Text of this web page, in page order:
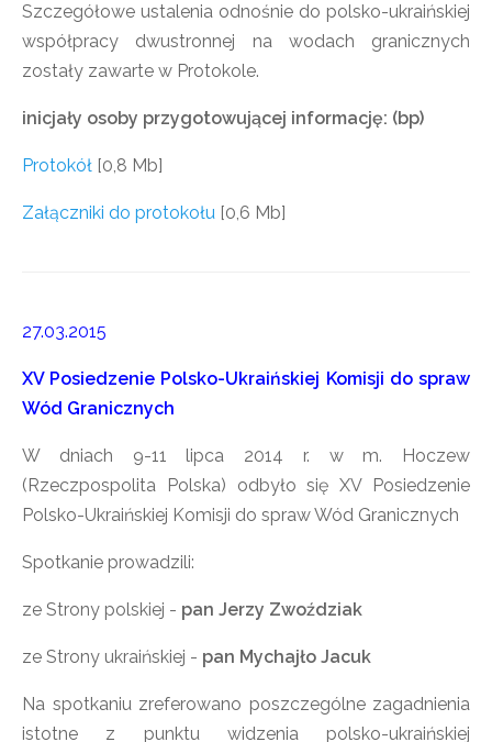
Szczegółowe ustalenia odnośnie do polsko-ukraińskiej
współpracy dwustronnej na wodach granicznych
zostały zawarte w Protokole.
inicjały osoby przygotowującej informację: (bp)
Protokół [0,8 Mb]
Załączniki do protokołu [0,6 Mb]
27.03.2015
XV Posiedzenie Polsko-Ukraińskiej Komisji do spraw
Wód Granicznych
W dniach 9-11 lipca 2014 r. w m. Hoczew
(Rzeczpospolita Polska) odbyło się XV Posiedzenie
Polsko-Ukraińskiej Komisji do spraw Wód Granicznych
Spotkanie prowadzili:
ze Strony polskiej - pan Jerzy Zwoździak
ze Strony ukraińskiej - pan Mychajło Jacuk
Na spotkaniu zreferowano poszczególne zagadnienia
istotne z punktu widzenia polsko-ukraińskiej